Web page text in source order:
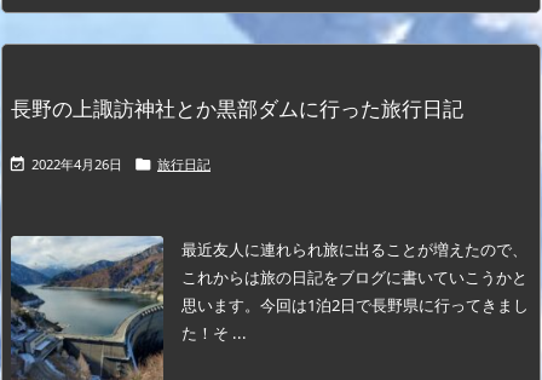
長野の上諏訪神社とか黒部ダムに行った旅行日記
 2022年4月26日  旅行日記
最近友人に連れられ旅に出ることが増えたので、
これからは旅の日記をブログに書いていこうかと
思います。 今回は1泊2日で長野県に行ってきまし
た！そ ...